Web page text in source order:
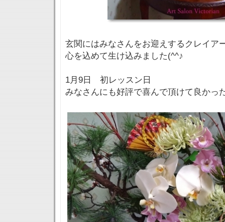
玄関にはみなさんをお迎えするクレイア
心を込めて生け込みました(^^♪
1月9日 初レッスン日
みなさんにも好評で喜んで頂けて良かっ